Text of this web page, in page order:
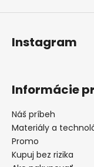
Instagram
Informácie
Náš príbeh
Materiály a
Promo
Kupuj bez rizika